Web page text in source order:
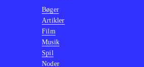
Bøger
Artikler
Film
Musik
Spil
Noder